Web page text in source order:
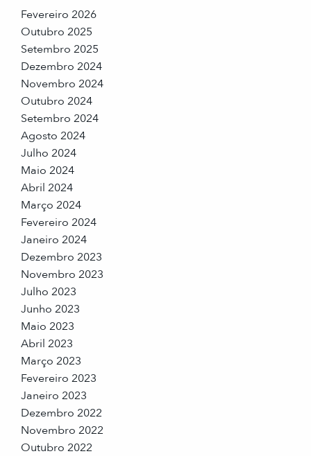
Fevereiro 2026
Outubro 2025
Setembro 2025
Dezembro 2024
Novembro 2024
Outubro 2024
Setembro 2024
Agosto 2024
Julho 2024
Maio 2024
Abril 2024
Março 2024
Fevereiro 2024
Janeiro 2024
Dezembro 2023
Novembro 2023
Julho 2023
Junho 2023
Maio 2023
Abril 2023
Março 2023
Fevereiro 2023
Janeiro 2023
Dezembro 2022
Novembro 2022
Outubro 2022